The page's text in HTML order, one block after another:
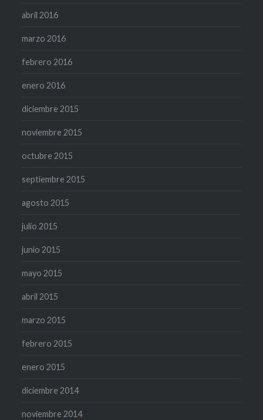
abril 2016
marzo 2016
febrero 2016
enero 2016
diciembre 2015
noviembre 2015
octubre 2015
septiembre 2015
agosto 2015
julio 2015
junio 2015
mayo 2015
abril 2015
marzo 2015
febrero 2015
enero 2015
diciembre 2014
noviembre 2014